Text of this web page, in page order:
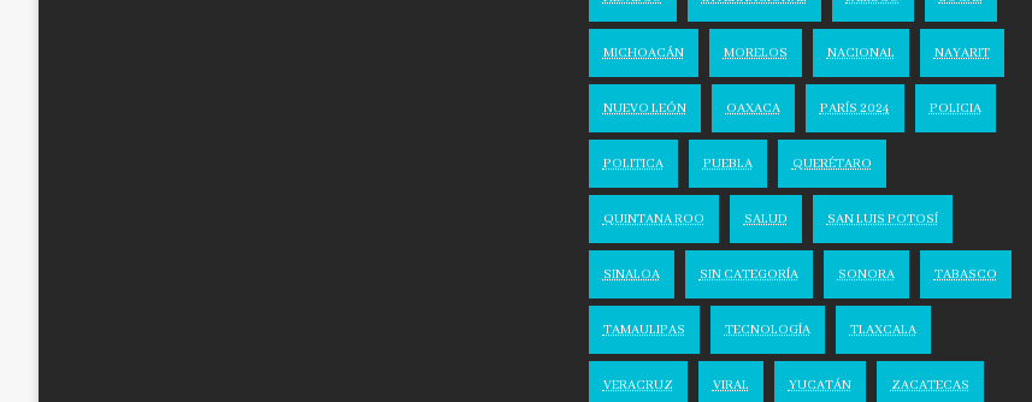
MICHOACÁN MORELOS NACIONAL NAYARIT
NUEVO LEÓN OAXACA PARÍS 2024 POLICIA
POLITICA PUEBLA QUERÉTARO
QUINTANA ROO SALUD SAN LUIS POTOSÍ
SINALOA SIN CATEGORÍA SONORA TABASCO
TAMAULIPAS TECNOLOGÍA TLAXCALA
VERACRUZ VIRAL YUCATÁN ZACATECAS